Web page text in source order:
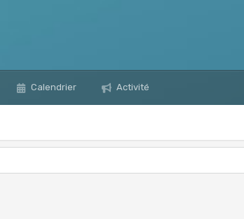
Calendrier Activité